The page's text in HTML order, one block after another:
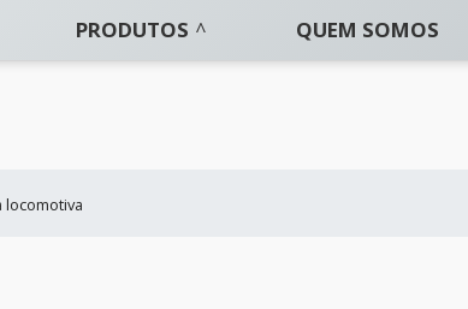
PRODUTOS QUEM SOMOS
locomotiva